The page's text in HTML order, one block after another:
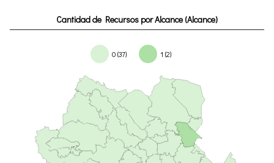
Cantidad de Recursos por Alcance (Alcance)
0 (37) 1 (2)